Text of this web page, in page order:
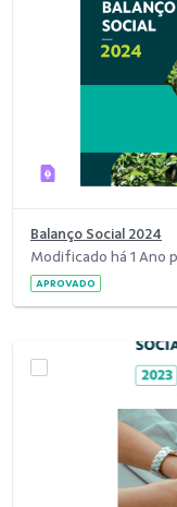
Balanço Social 2024
Modificado há 1 Ano
APROVADO